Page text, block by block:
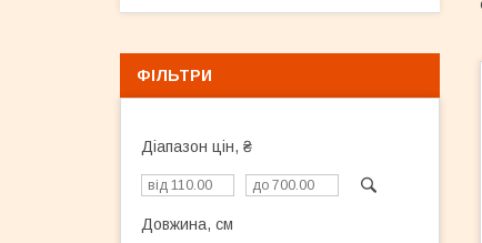
ФІЛЬТРИ
Діапазон цін, ₴
Довжина, см